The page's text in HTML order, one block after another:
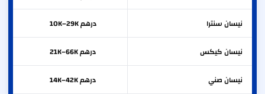
نيسان سنترا درهم 10K–29K
نيسان كيكس درهم 21K–66K
نيسان صني درهم 14K–42K